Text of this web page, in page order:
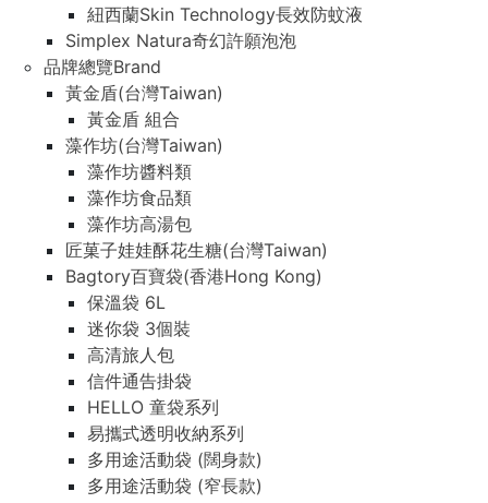
紐西蘭Skin Technology長效防蚊液
Simplex Natura奇幻許願泡泡
品牌總覽Brand
黃金盾(台灣Taiwan)
黃金盾 組合
藻作坊(台灣Taiwan)
藻作坊醬料類
藻作坊食品類
藻作坊高湯包
匠菓子娃娃酥花生糖(台灣Taiwan)
Bagtory百寶袋(香港Hong Kong)
保溫袋 6L
迷你袋 3個裝
高清旅人包
信件通告掛袋
HELLO 童袋系列
易攜式透明收納系列
多用途活動袋 (闊身款)
多用途活動袋 (窄長款)